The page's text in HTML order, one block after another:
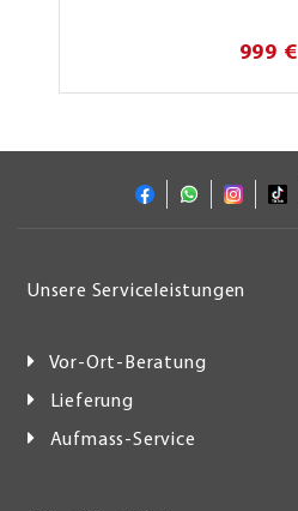
999 €
Unsere Serviceleistungen
Vor-Ort-Beratung
Lieferung
Aufmass-Service